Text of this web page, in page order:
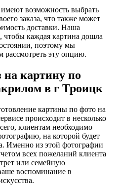
возможность выбрать
заказа, что также может
доставки. Наша
чтобы каждая картина дошла
поэтому мы
рассмотреть эту опцию.
картину по
в г Троицк
картины по фото на
происходит в несколько
клиентам необходимо
на которой будет
Именно из этой фотографии
всех пожеланий клиента
или семейную
воспоминание в